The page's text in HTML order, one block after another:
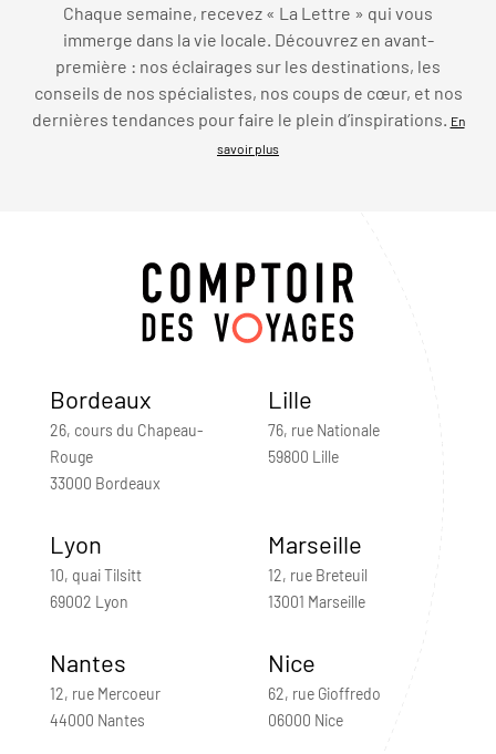
Chaque semaine, recevez « La Lettre » qui vous
immerge dans la vie locale. Découvrez en avant-
première : nos éclairages sur les destinations, les
conseils de nos spécialistes, nos coups de cœur, et nos
dernières tendances pour faire le plein d’inspirations.
En
savoir plus
Bordeaux
26, cours du Chapeau-
Rouge
33000 Bordeaux
Lille
76, rue Nationale
59800 Lille
Lyon
10, quai Tilsitt
69002 Lyon
Marseille
12, rue Breteuil
13001 Marseille
Nantes
12, rue Mercoeur
44000 Nantes
Nice
62, rue Gioffredo
06000 Nice